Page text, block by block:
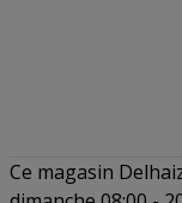
Ce magasin